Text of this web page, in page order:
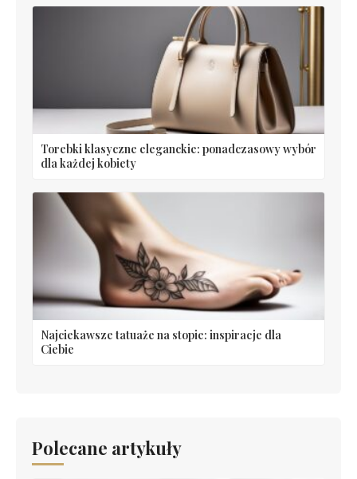
Torebki klasyczne eleganckie: ponadczasowy wybór
dla każdej kobiety
Najciekawsze tatuaże na stopie: inspiracje dla
Ciebie
Polecane artykuły